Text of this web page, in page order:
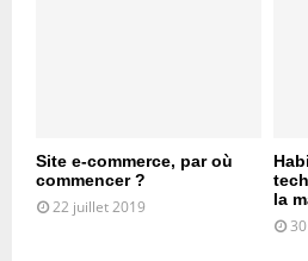
Site e-commerce, par où
commencer ?
22 juillet 2019
la